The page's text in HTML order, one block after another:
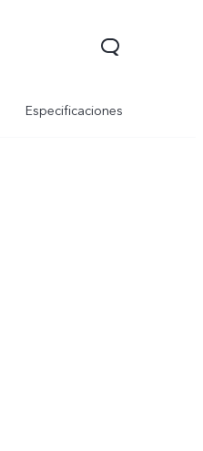
Especificaciones